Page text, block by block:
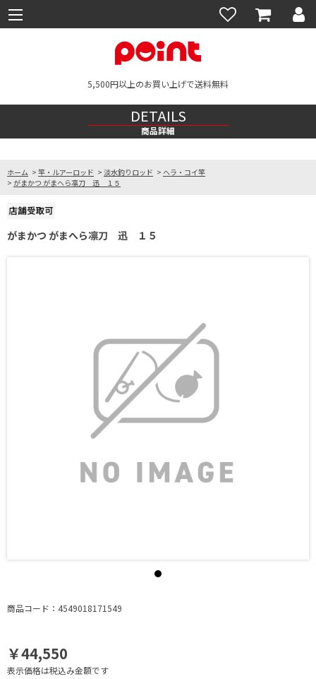
5,500円以上のお買い上げで送料無料
DETAILS
商品詳細
ホーム > 竿・ルアーロッド > 淡水釣りロッド > ヘラ・コイ竿
> がまかつ がまへら凛刀 迅 １５
がまかつ がまへら凛刀 迅 １５
商品コード：4549018171549
￥44,550
表示価格は税込み金額です